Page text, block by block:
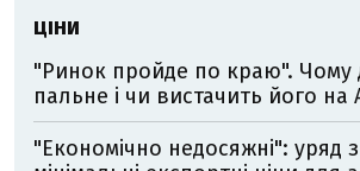
ЦІНИ
"Ринок пройде по краю". Чому
пальне і чи вистачить його на
"Економічно недосяжні": уряд